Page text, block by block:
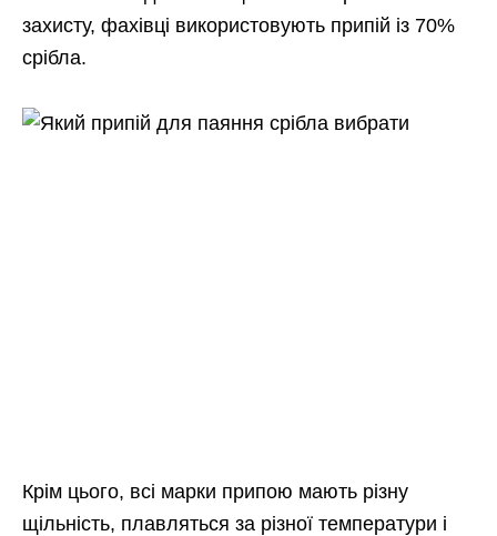
захисту, фахівці використовують припій із 70%
срібла.
Крім цього, всі марки припою мають різну
щільність, плавляться за різної температури і